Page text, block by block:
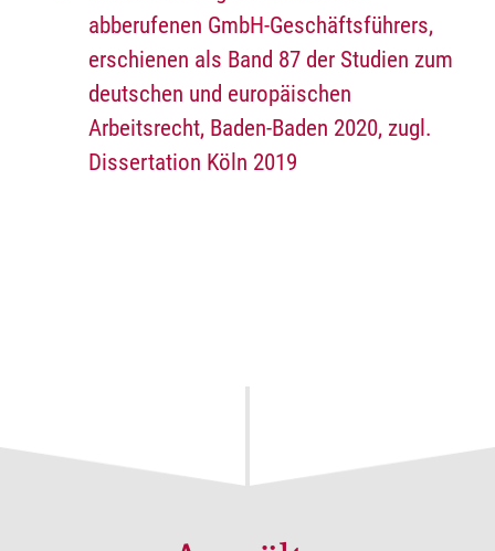
abberufenen GmbH-Geschäftsführers,
erschienen als Band 87 der Studien zum
deutschen und europäischen
Arbeitsrecht, Baden-Baden 2020, zugl.
Dissertation Köln 2019